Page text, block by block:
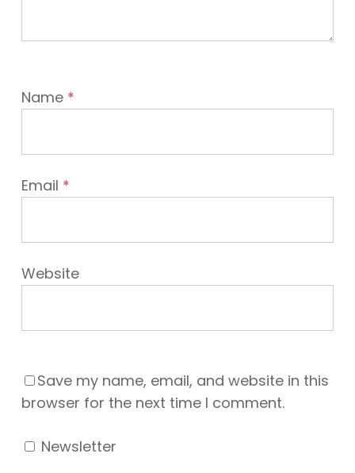
Name *
Email *
Website
Save my name, email, and website in this
browser for the next time I comment.
Newsletter